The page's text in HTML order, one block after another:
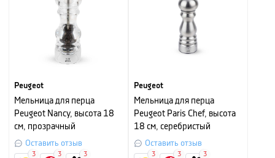
Peugeot
Мельница для перца
Peugeot Nancy, высота 18
см, прозрачный
Оставить отзыв
3 3 3
Peugeot
Мельница для перца
Peugeot Paris Chef, высота
18 см, серебристый
Оставить отзыв
3 3 3